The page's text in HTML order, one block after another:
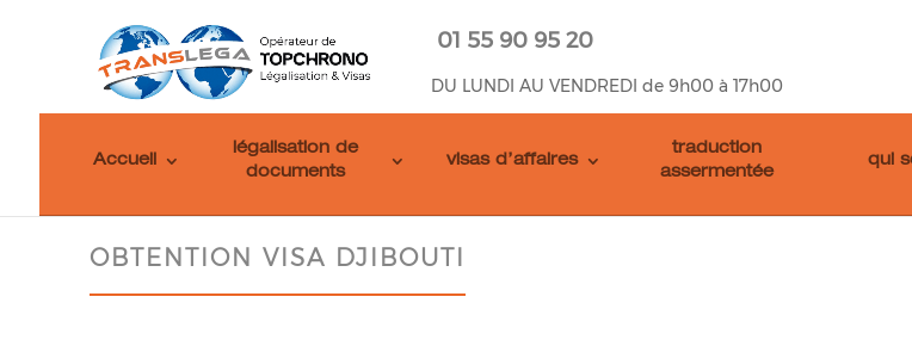
01 55 90 95 20
DU LUNDI AU VENDREDI de 9h00 à 17h00
Accueil
légalisation de
documents
visas d’affaires
traduction
assermentée
qui
OBTENTION VISA DJIBOUTI